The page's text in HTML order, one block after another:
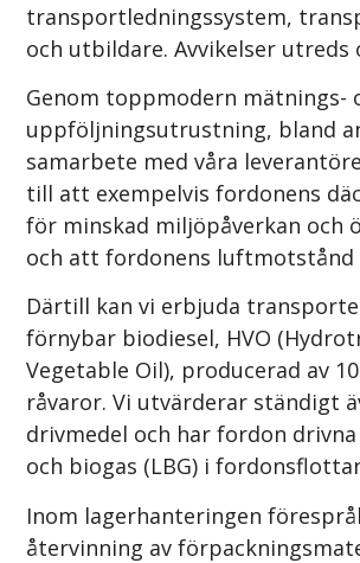
transportledningssystem,
och utbildare. Avvikelser utreds
Genom toppmodern mätnings-
uppföljningsutrustning, bland
samarbete med våra
till att exempelvis fordonens
för minskad miljöpåverkan och
och att fordonens luftmotstånd
Därtill kan vi erbjuda
förnybar biodiesel, HVO
Vegetable Oil), producerad av
råvaror. Vi utvärderar ständigt
drivmedel och har fordon
och biogas (LBG) i
Inom lagerhanteringen
återvinning av